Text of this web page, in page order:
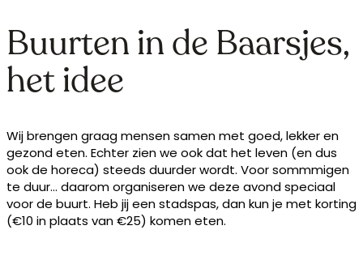
Buurten in de Baarsjes,
het idee
Wij brengen graag mensen samen met goed, lekker en
gezond eten. Echter zien we ook dat het leven (en dus
ook de horeca) steeds duurder wordt. Voor sommmigen
te duur… daarom organiseren we deze avond speciaal
voor de buurt. Heb jij een stadspas, dan kun je met korting
(€10 in plaats van €25) komen eten.